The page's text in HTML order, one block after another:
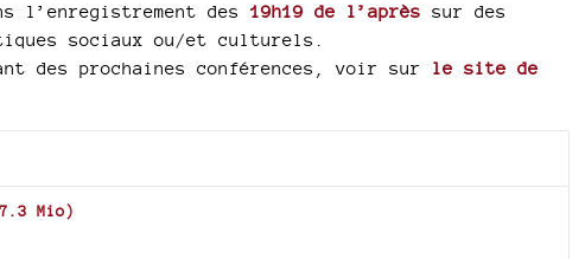
keys
to
increase
decrease
l’enregistrement des 19h19 de l’après sur des
sociaux ou/et culturels.
des prochaines conférences, voir sur le site de
Mio)